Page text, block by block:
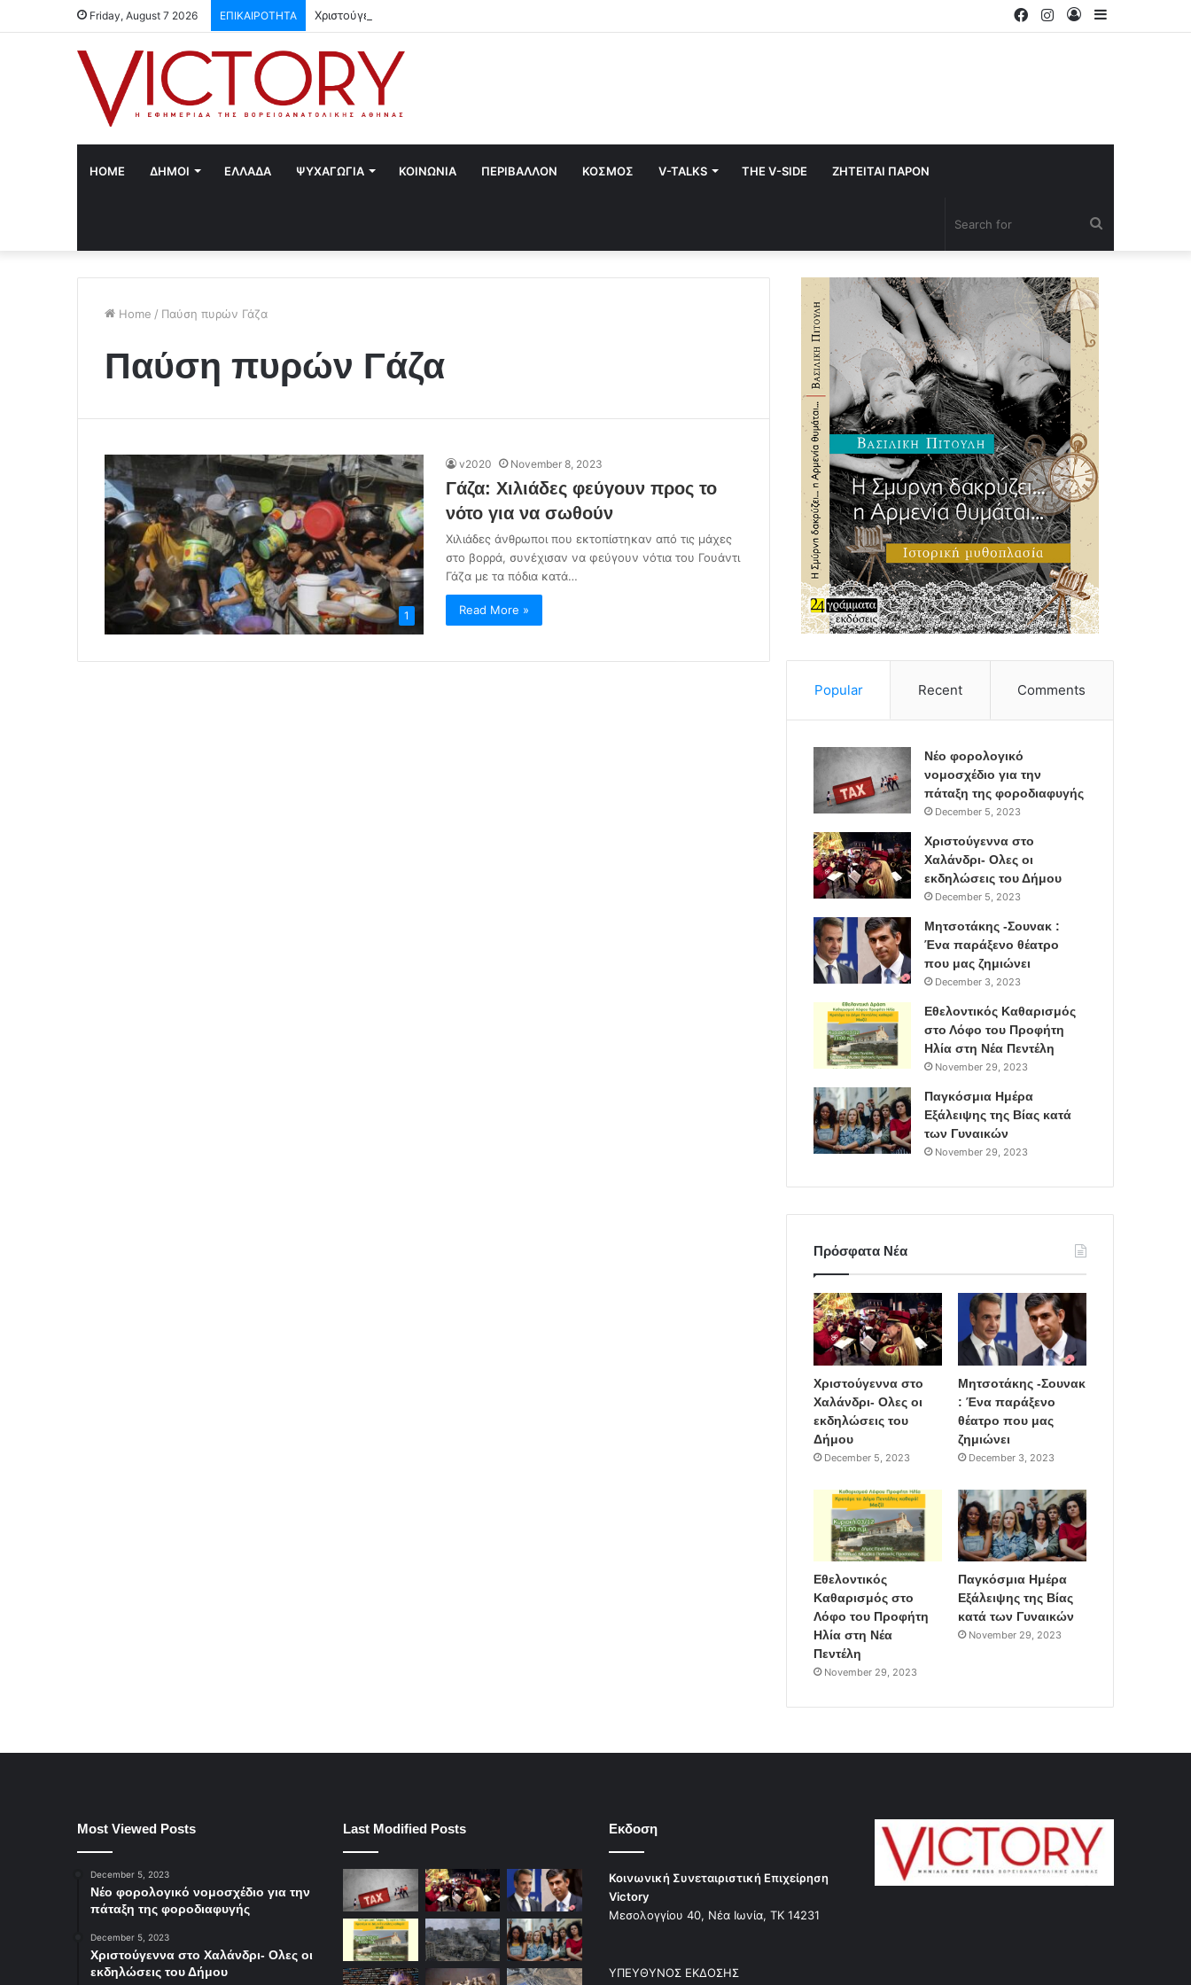
Friday, August 7 2026 ΕΠΙΚΑΙΡΟΤΗΤΑ Χριστούγεννα στο Χαλάνδρι- Ολες οι εκδηλώσεις του Δήμου
Log
Instagram
Facebook
HOME ΔΗΜΟΙ ΕΛΛΑΔΑ ΨΥΧΑΓΩΓΙΑ ΚΟΙΝΩΝΙΑ ΠΕΡΙΒΑΛΛΟΝ ΚΟΣΜΟΣ V-TALKS THE V-SIDE ΖΗΤΕΙΤΑΙ ΠΑΡΟΝ
Home / Παύση πυρών Γάζα
Παύση πυρών Γάζα
1
v2020 November 8, 2023
Γάζα: Χιλιάδες φεύγουν προς το
νότο για να σωθούν
Χιλιάδες άνθρωποι που εκτοπίστηκαν από τις μάχες
στο βορρά, συνέχισαν να φεύγουν νότια του Γουάντι
Γάζα με τα πόδια κατά…
Read More »
Popular Recent Comments
Νέο φορολογικό
νομοσχέδιο για την
πάταξη της φοροδιαφυγής
December 5, 2023
Χριστούγεννα στο
Χαλάνδρι- Ολες οι
εκδηλώσεις του Δήμου
December 5, 2023
Μητσοτάκης -Σουνακ :
Ένα παράξενο θέατρο
που μας ζημιώνει
December 3, 2023
Εθελοντικός Καθαρισμός
στο Λόφο του Προφήτη
Ηλία στη Νέα Πεντέλη
November 29, 2023
Παγκόσμια Ημέρα
Εξάλειψης της Βίας κατά
των Γυναικών
November 29, 2023
Πρόσφατα Νέα
Χριστούγεννα στο
Χαλάνδρι- Ολες οι
εκδηλώσεις του
Δήμου
December 5, 2023
Μητσοτάκης -Σουνακ
: Ένα παράξενο
θέατρο που μας
ζημιώνει
December 3, 2023
Εθελοντικός
Καθαρισμός στο
Λόφο του Προφήτη
Ηλία στη Νέα
Πεντέλη
November 29, 2023
Παγκόσμια Ημέρα
Εξάλειψης της Βίας
κατά των Γυναικών
November 29, 2023
Most Viewed Posts
December 5, 2023
Νέο φορολογικό νομοσχέδιο για την
πάταξη της φοροδιαφυγής
December 5, 2023
Χριστούγεννα στο Χαλάνδρι- Ολες οι
εκδηλώσεις του Δήμου
Last Modified Posts Εκδοση
Κοινωνική Συνεταιριστική Επιχείρηση
Victory
Μεσολογγίου 40, Νέα Ιωνία, ΤΚ 14231
ΥΠΕΥΘΥΝΟΣ ΕΚΔΟΣΗΣ